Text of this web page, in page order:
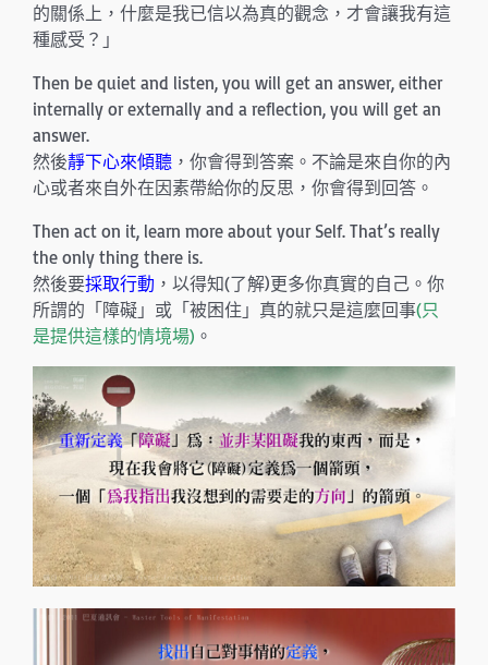
的關係上，什麼是我已信以為真的觀念，才會讓我有這
種感受？」
Then be quiet and listen, you will get an answer, either
internally or externally and a reflection, you will get an
answer.
然後靜下心來傾聽 ，你會得到答案。不論是來自你的內
心或者來自外在因素帶給你的反思，你會得到回答。
Then act on it, learn more about your Self. That’s really
the only thing there is.
然後要採取行動 ，以得知(了解)更多你真實的自己。你
所謂的「障礙」或「被困住」真的就只是這麼回事(只
是提供這樣的情境場) 。